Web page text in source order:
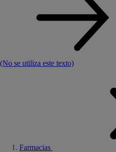
(No se utiliza este texto)
Farmacias